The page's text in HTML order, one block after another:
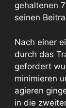
gehaltenen
seinen
Nach einer
durch das
gefordert
minimieren
agieren
in die